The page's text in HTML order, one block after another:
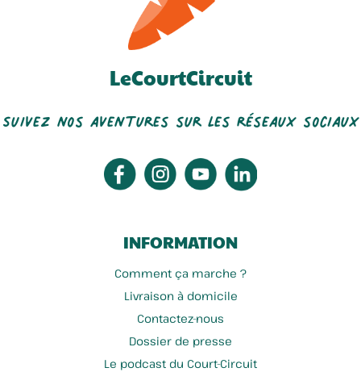
LeCourtCircuit
Suivez nos aventures sur les réseaux sociaux
INFORMATION
Comment ça marche ?
Livraison à domicile
Contactez-nous
Dossier de presse
Le podcast du Court-Circuit